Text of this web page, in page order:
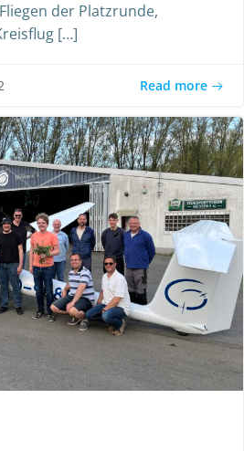
der Platzrunde,
[…]
Read more